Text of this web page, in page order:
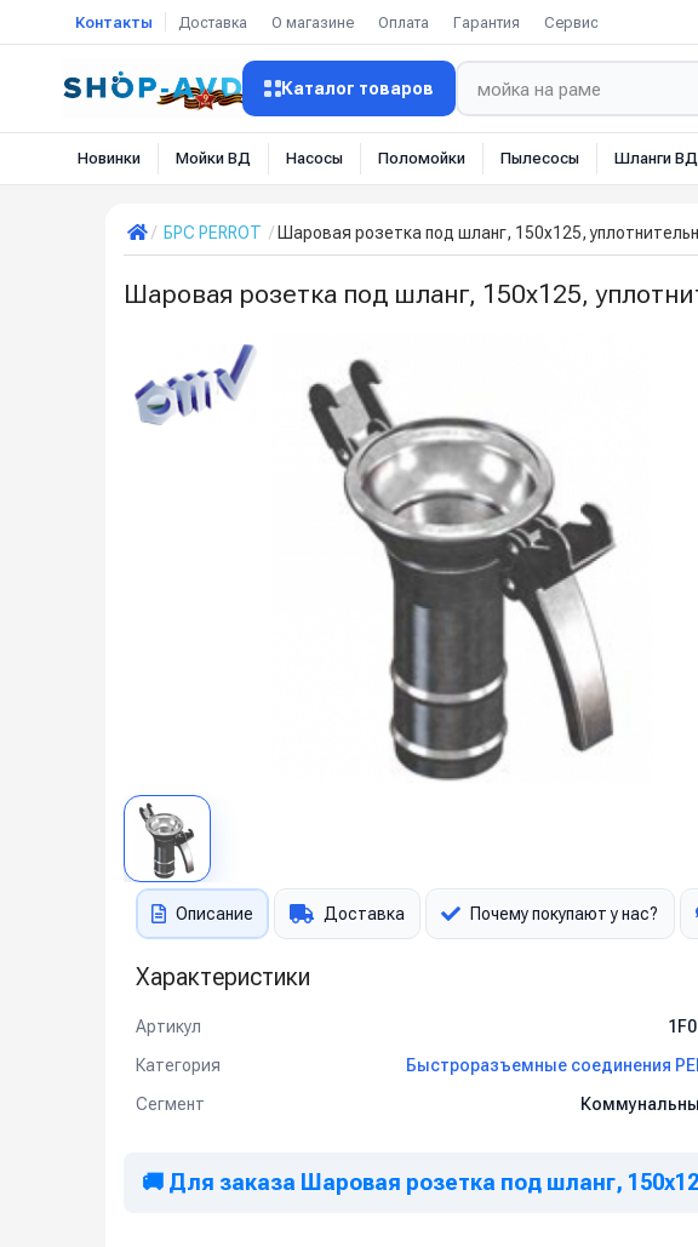
Контакты Доставка О магазине Оплата Гарантия Сервис
Каталог товаров
Новинки Мойки ВД Насосы Поломойки Пылесосы Шланги ВД
БРС PERROT Шаровая розетка под шланг, 150х125,
Шаровая розетка под шланг, 150х125,
Описание Доставка Почему покупают у нас?
Характеристики
Артикул
Категория
Быстроразъемные соединения
Сегмент
🚚 Для заказа Шаровая розетка под шланг,